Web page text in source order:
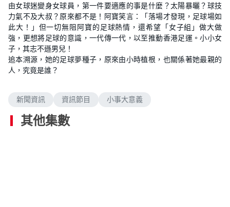
由女球迷變身女球員，第一件要適應的事是什麼？太陽暴曬？球技
力氣不及大叔？原來都不是！阿寶笑言：「落場才發現，足球場如
此大！」但一切無阻阿寶的足球熱情，還希望「女子組」做大做
強，更想將足球的意識，一代傳一代，以至推動香港足運。小小女
子，其志不遜男兒！
追本溯源，她的足球夢種子，原來由小時植根，也關係著她最親的
人，究竟是誰？
新聞資訊 資訊節目 小事大意義
其他集數